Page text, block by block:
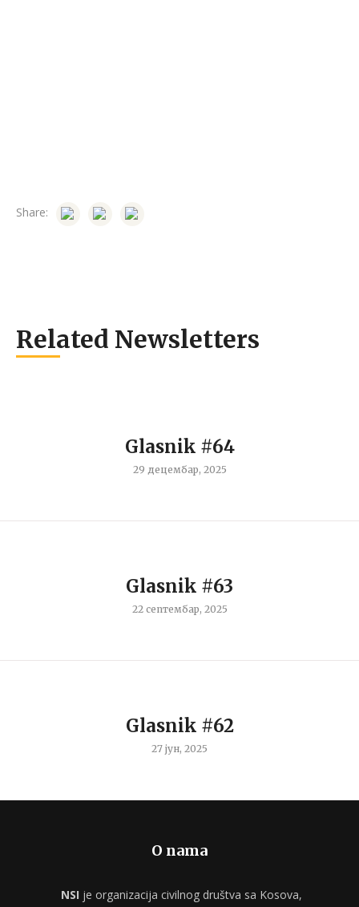
Share:
Related Newsletters
Glasnik #64
29 децембар, 2025
Glasnik #63
22 септембар, 2025
Glasnik #62
27 јун, 2025
O nama
NSI je organizacija civilnog društva sa Kosova,